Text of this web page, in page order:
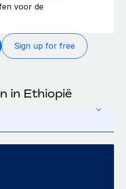
voor de
Sign up for free
in Ethiopië